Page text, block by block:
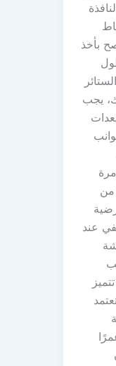
بأخذ
يجب
من
عند